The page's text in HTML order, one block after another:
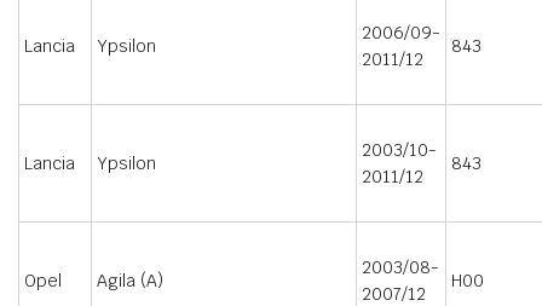
Lancia Ypsilon
2006/09-
2011/12
843
Lancia Ypsilon
2003/10-
2011/12
843
Opel Agila (A)
2003/08-
2007/12
H00